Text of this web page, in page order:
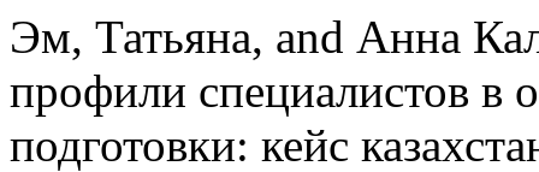
Эм, Татьяна, and Анна
профили специалистов в
подготовки: кейс